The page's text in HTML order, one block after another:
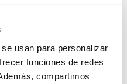
usan para personalizar
funciones de redes
compartimos